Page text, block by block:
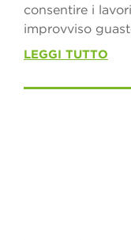
consentire i
improvviso
LEGGI TUTTO